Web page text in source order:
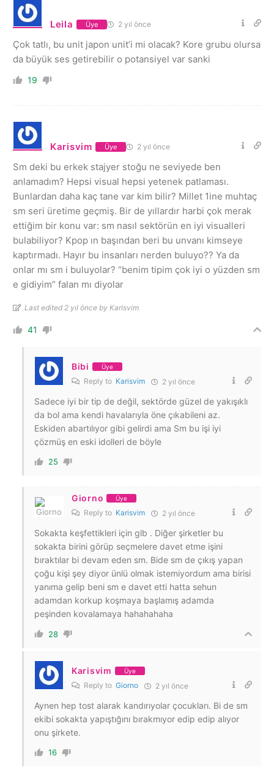
Leila Üye 2 yıl önce
Çok tatlı, bu unit japon unit’i mi olacak? Kore grubu olursa
da büyük ses getirebilir o potansiyel var sanki
19
Karisvim Üye 2 yıl önce
Sm deki bu erkek stajyer stoğu ne seviyede ben
anlamadım? Hepsi visual hepsi yetenek patlaması.
Bunlardan daha kaç tane var kim bilir? Millet 1ine muhtaç
sm seri üretime geçmiş. Bir de yıllardır harbi çok merak
ettiğim bir konu var: sm nasıl sektörün en iyi visualleri
bulabiliyor? Kpop ın başından beri bu unvanı kimseye
kaptırmadı. Hayır bu insanları nerden buluyo?? Ya da
onlar mı sm i buluyolar? “benim tipim çok iyi o yüzden sm
e gidiyim” falan mı diyolar
Last edited 2 yıl önce by Karisvim
41
Bibi Üye
Reply to Karisvim 2 yıl önce
Sadece iyi bir tip de değil, sektörde güzel de yakışıklı
da bol ama kendi havalarıyla öne çıkabileni az.
Eskiden abartılıyor gibi gelirdi ama Sm bu işi iyi
çözmüş en eski idolleri de böyle
25
Giorno Üye
Reply to Karisvim 2 yıl önce
Sokakta keşfettikleri için glb . Diğer şirketler bu
sokakta birini görüp seçmelere davet etme işini
bıraktılar bi devam eden sm. Bide sm de çıkış yapan
çoğu kişi şey diyor ünlü olmak istemiyordum ama birisi
yanıma gelip beni sm e davet etti hatta sehun
adamdan korkup koşmaya başlamış adamda
peşinden kovalamaya hahahahaha
28
Karisvim Üye
Reply to Giorno 2 yıl önce
Aynen hep tost alarak kandırıyolar çocukları. Bi de sm
ekibi sokakta yapıştığını bırakmıyor edip edip alıyor
onu şirkete.
16